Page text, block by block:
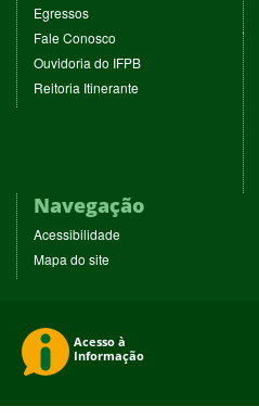
Egressos(abre
nova
janela)
Fale Conosco
em
nova
janela)
Ouvidoria do IFPB(abre
Reitoria Itinerante(abre
Navegação
Acessibilidade
Mapa do site